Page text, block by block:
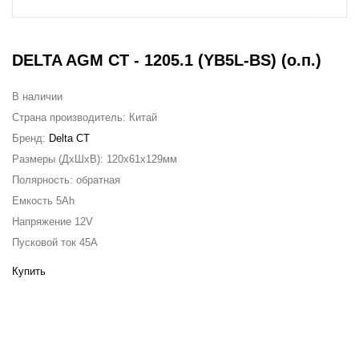
DELTA AGM CT - 1205.1 (YВ5L-BS) (о.п.)
В наличии
Страна производитель: Китай
Бренд: Delta CT
Размеры (ДxШxВ): 120x61x129мм
Полярность: обратная
Емкость 5Ah
Напряжение 12V
Пусковой ток 45A
Купить